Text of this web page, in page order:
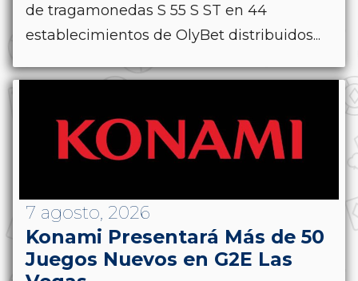
de tragamonedas S 55 S ST en 44
establecimientos de OlyBet distribuidos...
7 agosto, 2026
Konami Presentará Más de 50
Juegos Nuevos en G2E Las